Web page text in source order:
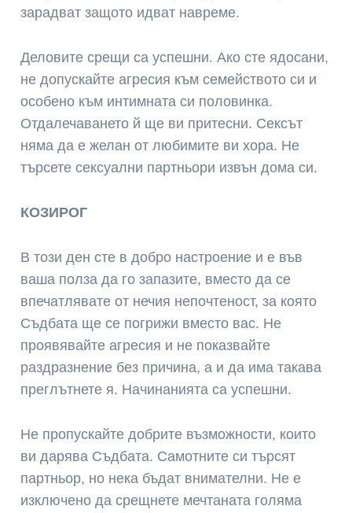
зарадват защото идват навреме.
Деловите срещи са успешни. Ако сте ядосани,
не допускайте агресия към семейството си и
особено към интимната си половинка.
Отдалечаването й ще ви притесни. Сексът
няма да е желан от любимите ви хора. Не
търсете сексуални партньори извън дома си.
КОЗИРОГ
В този ден сте в добро настроение и е във
ваша полза да го запазите, вместо да се
впечатлявате от нечия непочтеност, за която
Съдбата ще се погрижи вместо вас. Не
проявявайте агресия и не показвайте
раздразнение без причина, а и да има такава
преглътнете я. Начинанията са успешни.
Не пропускайте добрите възможности, които
ви дарява Съдбата. Самотните си търсят
партньор, но нека бъдат внимателни. Не е
изключено да срещнете мечтаната голяма